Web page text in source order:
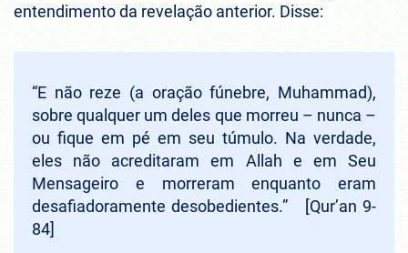
entendimento da revelação anterior. Disse:
“E não reze (a oração fúnebre, Muhammad),
sobre qualquer um deles que morreu – nunca –
ou fique em pé em seu túmulo. Na verdade,
eles não acreditaram em Allah e em Seu
Mensageiro e morreram enquanto eram
desafiadoramente desobedientes.” [Qur’an 9-
84]